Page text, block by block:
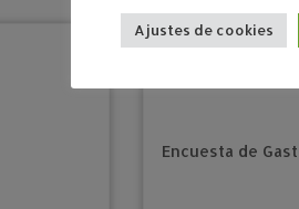
Ajustes de cookies